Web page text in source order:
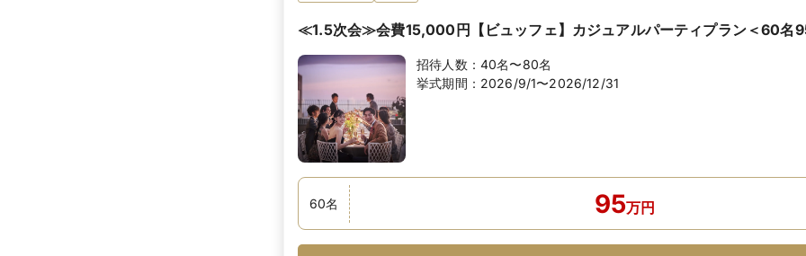
≪1.5次会≫会費15,000円【ビュッフェ】カジュアルパーティプラン＜60名
招待人数： 40名〜80名
挙式期間： 2026/9/1〜2026/12/31
60名 95万円